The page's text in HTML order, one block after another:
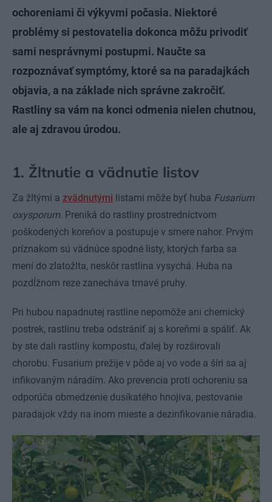
ochoreniami či výkyvmi počasia. Niektoré
problémy si pestovatelia dokonca môžu privodiť
sami nesprávnymi postupmi. Naučte sa
rozpoznávať symptómy, ktoré sa na paradajkách
objavia, a na základe nich správne zakročiť.
Rastliny sa vám na konci odmenia nielen chutnou,
ale aj zdravou úrodou.
1. Žltnutie a vädnutie listov
Za žltými a zvädnutými listami môže byť huba Fusarium
oxysporum. Preniká do rastliny prostredníctvom
poškodených koreňov a postupuje v smere nahor. Prvým
príznakom sú vädnúce spodné listy, ktorých farba sa
mení do zlatožlta, neskôr rastlina vysychá. Huba na
pozdĺžnom reze zanecháva tmavé pruhy.
Pri hubou napadnutej rastline nepomôže ani chemický
postrek, rastlinu treba odstrániť aj s koreňmi a spáliť. Ak
by ste dali rastliny kompostu, ďalej by rozširovali
chorobu. Fusarium prežije v pôde aj vo vode a šíri sa aj
infikovaným náradím. Ako prevencia proti ochoreniu sa
odporúča obmedzenie dusíkatého hnojiva, pestovanie
paradajok vždy na inom mieste a dezinfikovanie náradia.